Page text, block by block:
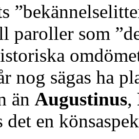
paroller som
nog sägas ha
än Augustinus,
en